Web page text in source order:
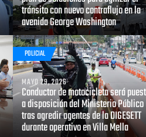
tránsito con nuevo contraflujo en la
avenida George Washington
POLICIAL
MAYO 29, 2026
Conductor de motocicleta será
a disposición del Ministerio Público
tras agredir agentes de la DIGESETT
durante operativo en Villa Mella